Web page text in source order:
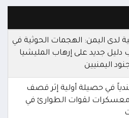
لدى اليمن: الهجمات الحوثية في
جديد على إرهاب المليشيا
اليمنيين
45 جندياً في حصيلة أولية إثر قصف
لقوات الطوارئ في